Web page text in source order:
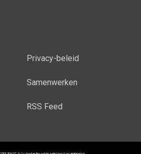
Privacy-beleid
Samenwerken
RSS Feed